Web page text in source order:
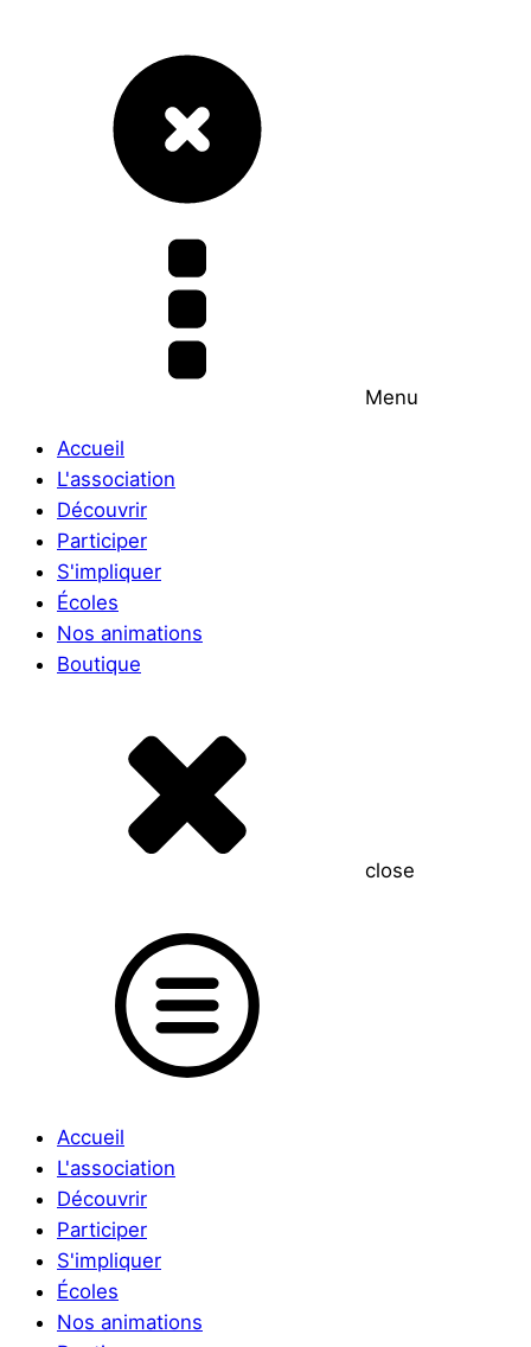
Menu
Accueil
L'association
Découvrir
Participer
S'impliquer
Écoles
Nos animations
Boutique
close
Accueil
L'association
Découvrir
Participer
S'impliquer
Écoles
Nos animations